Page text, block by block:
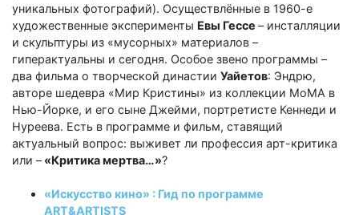
уникальных фотографий). Осуществлённые в 1960-е
художественные эксперименты Евы Гессе – инсталляции
и скульптуры из «мусорных» материалов –
гиперактуальны и сегодня. Особое звено программы –
два фильма о творческой династии Уайетов: Эндрю,
авторе шедевра «Мир Кристины» из коллекции МоМА в
Нью-Йорке, и его сыне Джейми, портретисте Кеннеди и
Нуреева. Есть в программе и фильм, ставящий
актуальный вопрос: выживет ли профессия арт-критика
или –«Критика мертва…»?
«Искусство кино» : Гид по программе
ART&ARTISTS